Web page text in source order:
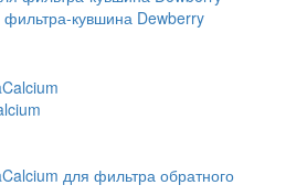
кувшина Dewberry